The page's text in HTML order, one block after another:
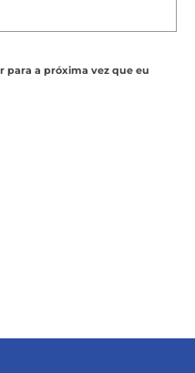
para a próxima vez que eu